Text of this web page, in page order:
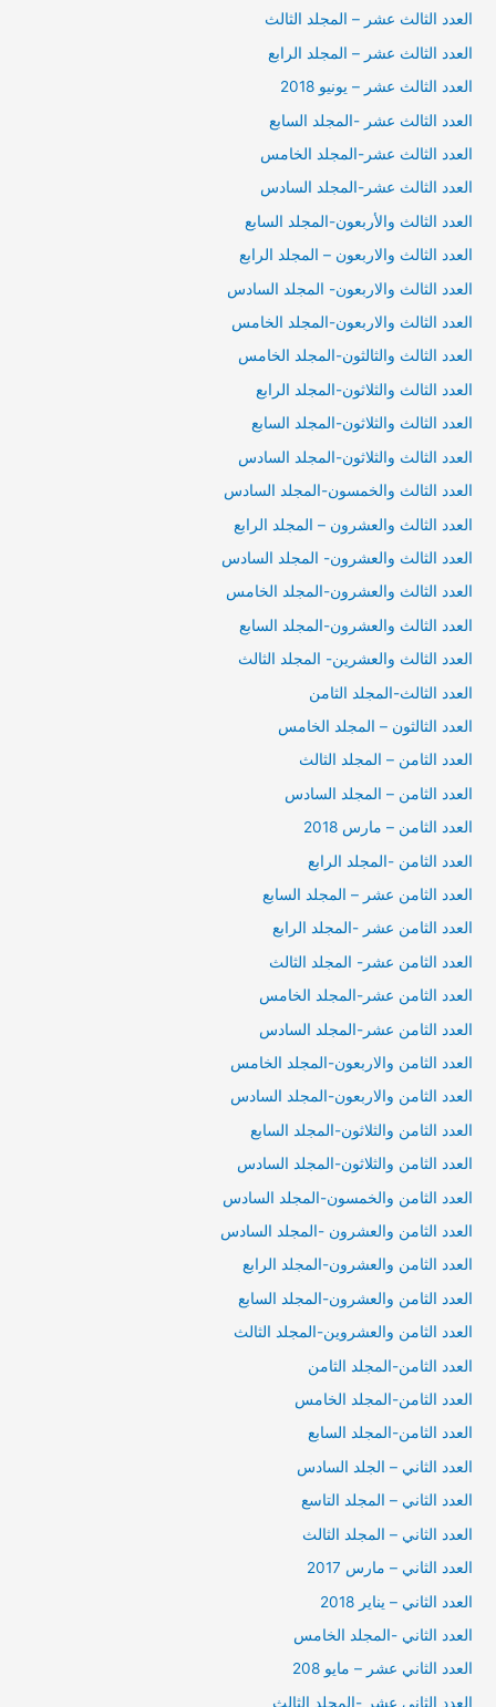
العدد الثالث عشر – المجلد الثالث
العدد الثالث عشر – المجلد الرابع
العدد الثالث عشر – يونيو 2018
العدد الثالث عشر -المجلد السابع
العدد الثالث عشر-المجلد الخامس
العدد الثالث عشر-المجلد السادس
العدد الثالث والأربعون-المجلد السابع
العدد الثالث والاربعون – المجلد الرابع
العدد الثالث والاربعون- المجلد السادس
العدد الثالث والاربعون-المجلد الخامس
العدد الثالث والثالثون-المجلد الخامس
العدد الثالث والثلاثون-المجلد الرابع
العدد الثالث والثلاثون-المجلد السابع
العدد الثالث والثلاثون-المجلد السادس
العدد الثالث والخمسون-المجلد السادس
العدد الثالث والعشرون – المجلد الرابع
العدد الثالث والعشرون- المجلد السادس
العدد الثالث والعشرون-المجلد الخامس
العدد الثالث والعشرون-المجلد السابع
العدد الثالث والعشرين- المجلد الثالث
العدد الثالث-المجلد الثامن
العدد الثالثون – المجلد الخامس
العدد الثامن – المجلد الثالث
العدد الثامن – المجلد السادس
العدد الثامن – مارس 2018
العدد الثامن -المجلد الرابع
العدد الثامن عشر – المجلد السابع
العدد الثامن عشر -المجلد الرابع
العدد الثامن عشر- المجلد الثالث
العدد الثامن عشر-المجلد الخامس
العدد الثامن عشر-المجلد السادس
العدد الثامن والاربعون-المجلد الخامس
العدد الثامن والاربعون-المجلد السادس
العدد الثامن والثلاثون-المجلد السابع
العدد الثامن والثلاثون-المجلد السادس
العدد الثامن والخمسون-المجلد السادس
العدد الثامن والعشرون -المجلد السادس
العدد الثامن والعشرون-المجلد الرابع
العدد الثامن والعشرون-المجلد السابع
العدد الثامن والعشروين-المجلد الثالث
العدد الثامن-المجلد الثامن
العدد الثامن-المجلد الخامس
العدد الثامن-المجلد السابع
العدد الثاني – الجلد السادس
العدد الثاني – المجلد التاسع
العدد الثاني – المجلد الثالث
العدد الثاني – مارس 2017
العدد الثاني – يناير 2018
العدد الثاني -المجلد الخامس
العدد الثاني عشر – مايو 208
العدد الثاني عشر -المجلد الثالث